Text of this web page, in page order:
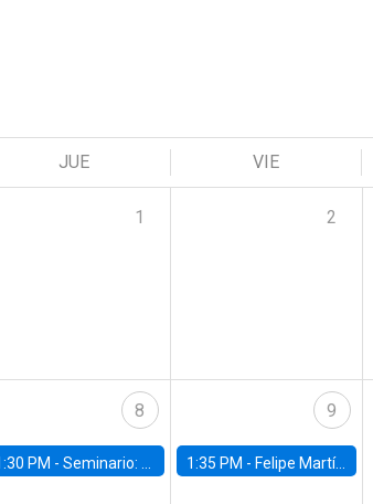
JUE VIE
1 2
8
PM -Seminario: “Recuperando la humanidad para progresar en la era de la IA»
9
1:35 PM - Felipe Martínez, alumno Doctorado en Economía UC